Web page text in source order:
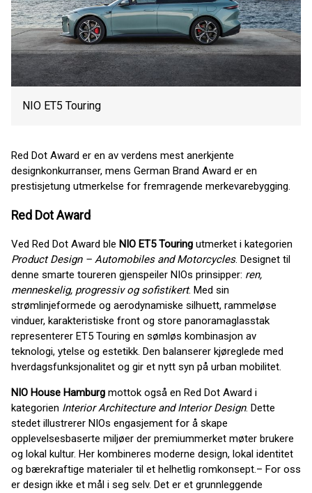
NIO ET5 Touring
Red Dot Award er en av verdens mest anerkjente
designkonkurranser, mens German Brand Award er en
prestisjetung utmerkelse for fremragende merkevarebygging.
Red Dot Award
Ved Red Dot Award ble NIO ET5 Touring utmerket i kategorien
Product Design– Automobiles and Motorcycles. Designet til
denne smarte toureren gjenspeiler NIOs prinsipper: ren,
menneskelig, progressiv og sofistikert. Med sin
strømlinjeformede og aerodynamiske silhuett, rammeløse
vinduer, karakteristiske front og store panoramaglasstak
representerer ET5 Touring en sømløs kombinasjon av
teknologi, ytelse og estetikk. Den balanserer kjøreglede med
hverdagsfunksjonalitet og gir et nytt syn på urban mobilitet.
NIO House Hamburg mottok også en Red Dot Award i
kategorien InteriorArchitecture and Interior Design. Dette
stedet illustrerer NIOs engasjement for å skape
opplevelsesbaserte miljøer der premiummerket møter brukere
og lokal kultur. Her kombineres moderne design, lokal identitet
og bærekraftige materialer til et helhetlig romkonsept.– For oss
er design ikke et mål i seg selv. Det er et grunnleggende